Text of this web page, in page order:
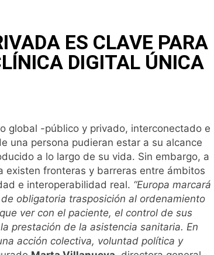
el tumor podría ser clave en la
de la fotoprotección entre los más pequeños
ayudar a aliviar el malestar asociado al
tabaco que amplía los espacios sin humo a
de ley del medicamento: más
por qué el magnesio es clave para el
nacional sobre la situación de las TCAE en
ES CLAVE PARA
DIGITAL ÚNICA
global -público y privado, interconectado e
una persona pudieran estar a su alcance
a lo largo de su vida. Sin embargo, a
existen fronteras y barreras entre ámbitos
e interoperabilidad real. “Europa marcará
obligatoria trasposición al ordenamiento
ver con el paciente, el control de sus
prestación de la asistencia sanitaria. En
acción colectiva, voluntad política y